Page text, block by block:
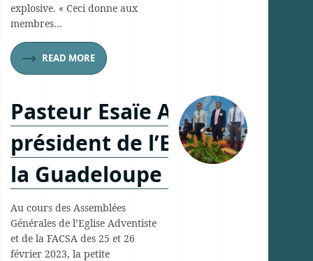
explosive. « Ceci donne aux
membres…
READ MORE
Pasteur Esaïe Auguste
président de l’Eglise
la Guadeloupe – 26 février
Au cours des Assemblées
Générales de l’Eglise Adventiste
et de la FACSA des 25 et 26
février 2023, la petite